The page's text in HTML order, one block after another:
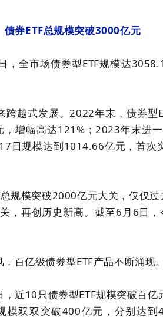
债券ETF总规模突破3000亿元
，全市场债券型ETF规模达
跨越式发展。2022年末，债券型
增幅高达121%；2023年末进
日规模达到1014.66亿元，首次
规模突破2000亿元大关，仅仅过
，再创历史新高。截至6月6日，
百亿级债券型ETF产品不断涌现。
近10只债券型ETF规模突破百亿
模双双突破400亿元，分别达